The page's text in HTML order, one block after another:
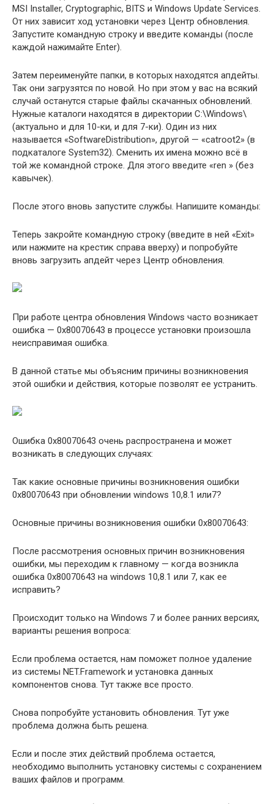
MSI Installer, Cryptographic, BITS и Windows Update Services.
От них зависит ход установки через Центр обновления.
Запустите командную строку и введите команды (после
каждой нажимайте Enter).
Затем переименуйте папки, в которых находятся апдейты.
Так они загрузятся по новой. Но при этом у вас на всякий
случай останутся старые файлы скачанных обновлений.
Нужные каталоги находятся в директории C:\Windows\
(актуально и для 10-ки, и для 7-ки). Один из них
называется «SoftwareDistribution», другой — «catroot2» (в
подкаталоге System32). Сменить их имена можно всё в
той же командной строке. Для этого введите «ren » (без
кавычек).
После этого вновь запустите службы. Напишите команды:
Теперь закройте командную строку (введите в ней «Exit»
или нажмите на крестик справа вверху) и попробуйте
вновь загрузить апдейт через Центр обновления.
При работе центра обновления Windows часто возникает
ошибка — 0x80070643 в процессе установки произошла
неисправимая ошибка.
В данной статье мы объясним причины возникновения
этой ошибки и действия, которые позволят ее устранить.
Ошибка 0x80070643 очень распространена и может
возникать в следующих случаях:
Так какие основные причины возникновения ошибки
0x80070643 при обновлении windows 10,8.1 или7?
Основные причины возникновения ошибки 0x80070643:
После рассмотрения основных причин возникновения
ошибки, мы переходим к главному — когда возникла
ошибка 0x80070643 на windows 10,8.1 или 7, как ее
исправить?
Происходит только на Windows 7 и более ранних версиях,
варианты решения вопроса:
Если проблема остается, нам поможет полное удаление
из системы NET.Framework и установка данных
компонентов снова. Тут также все просто.
Снова попробуйте установить обновления. Тут уже
проблема должна быть решена.
Если и после этих действий проблема остается,
необходимо выполнить установку системы с сохранением
ваших файлов и программ.